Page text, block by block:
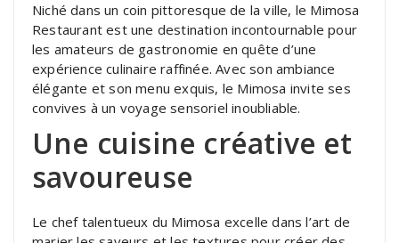
Niché dans un coin pittoresque de la ville, le Mimosa
Restaurant est une destination incontournable pour
les amateurs de gastronomie en quête d’une
expérience culinaire raffinée. Avec son ambiance
élégante et son menu exquis, le Mimosa invite ses
convives à un voyage sensoriel inoubliable.
Une cuisine créative et
savoureuse
Le chef talentueux du Mimosa excelle dans l’art de